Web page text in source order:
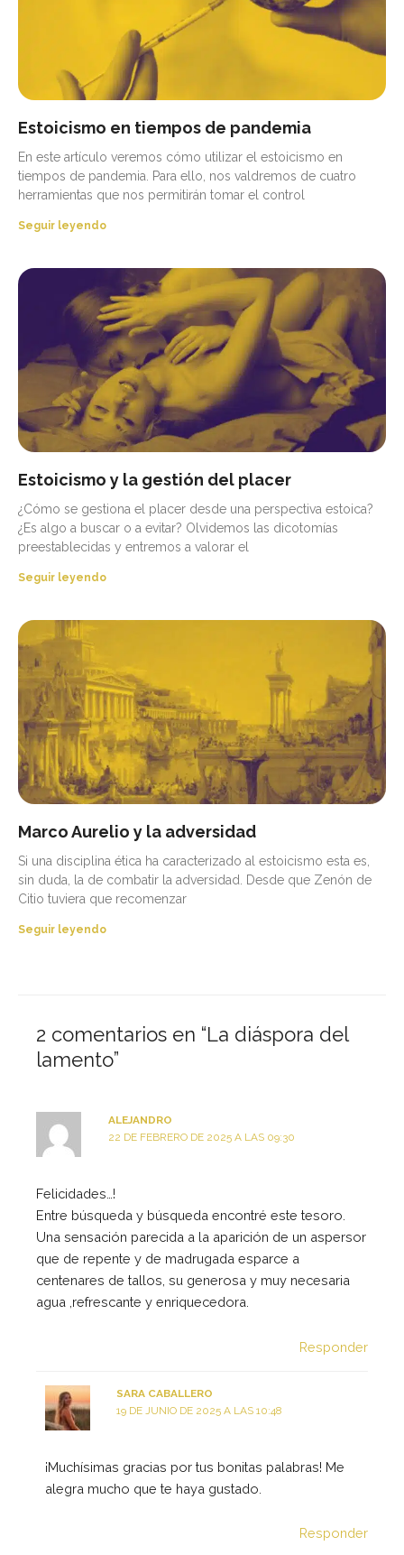
Estoicismo en tiempos de pandemia
En este artículo veremos cómo utilizar el estoicismo en
tiempos de pandemia. Para ello, nos valdremos de cuatro
herramientas que nos permitirán tomar el control
Seguir leyendo
Estoicismo y la gestión del placer
¿Cómo se gestiona el placer desde una perspectiva estoica?
¿Es algo a buscar o a evitar? Olvidemos las dicotomías
preestablecidas y entremos a valorar el
Seguir leyendo
Marco Aurelio y la adversidad
Si una disciplina ética ha caracterizado al estoicismo esta es,
sin duda, la de combatir la adversidad. Desde que Zenón de
Citio tuviera que recomenzar
Seguir leyendo
2 comentarios en “La diáspora del
lamento”
ALEJANDRO
22 DE FEBRERO DE 2025 A LAS 09:30
Felicidades…!
Entre búsqueda y búsqueda encontré este tesoro.
Una sensación parecida a la aparición de un aspersor
que de repente y de madrugada esparce a
centenares de tallos, su generosa y muy necesaria
agua ,refrescante y enriquecedora.
Responder
SARA CABALLERO
19 DE JUNIO DE 2025 A LAS 10:48
¡Muchísimas gracias por tus bonitas palabras! Me
alegra mucho que te haya gustado.
Responder